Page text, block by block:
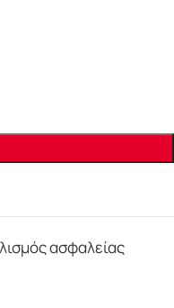
ασφαλείας